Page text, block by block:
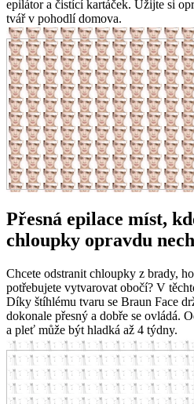
epilátor a čistící kartáček. Užijte si
tvář v pohodlí domova.
Přesná epilace míst,
chloupky opravdu
Chcete odstranit chloupky z brady,
potřebujete vytvarovat obočí? V
Díky štíhlému tvaru se Braun Face
dokonale přesný a dobře se ovládá.
a pleť může být hladká až 4 týdny.